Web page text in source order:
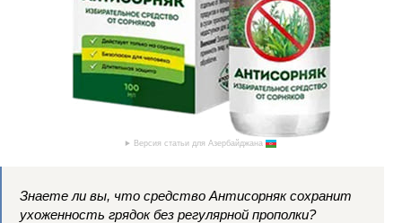
Версия статьи для Азербайджана
Знаете ли вы, что средство Антисорняк сохранит
ухоженность грядок без регулярной прополки?